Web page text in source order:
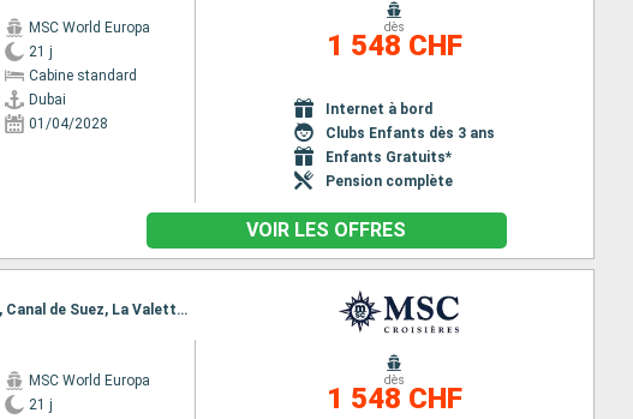
MSC World Europa
21 j
Cabine standard
Dubai
01/04/2028
dès
1 548 CHF
Internet à bord
Clubs Enfants dès 3 ans
Enfants Gratuits*
Pension complète
VOIR LES OFFRES
Itinéraire : Doha, Dubai, Abu Dhabi, Sir Bani, Mascate, Safaga, Canal de suez (sortie), Canal de Suez, La Valette, Naples, Civitavecchia - Rome
MSC World Europa
21 j
dès
1 548 CHF